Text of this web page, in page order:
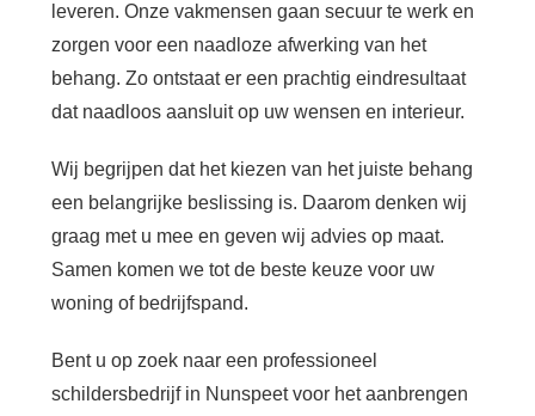
leveren. Onze vakmensen gaan secuur te werk en
zorgen voor een naadloze afwerking van het
behang. Zo ontstaat er een prachtig eindresultaat
dat naadloos aansluit op uw wensen en interieur.
Wij begrijpen dat het kiezen van het juiste behang
een belangrijke beslissing is. Daarom denken wij
graag met u mee en geven wij advies op maat.
Samen komen we tot de beste keuze voor uw
woning of bedrijfspand.
Bent u op zoek naar een professioneel
schildersbedrijf in Nunspeet voor het aanbrengen